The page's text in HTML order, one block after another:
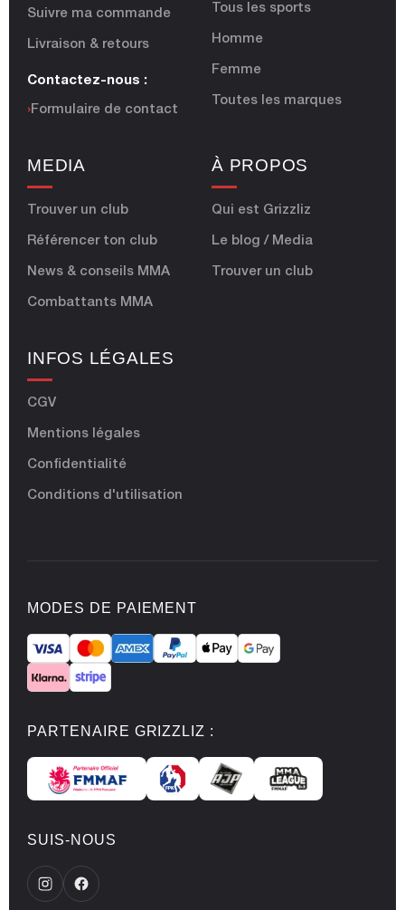
Suivre ma commande
Livraison & retours
Contactez-nous :
›Formulaire de contact
Tous les sports
Homme
Femme
Toutes les marques
MEDIA
Trouver un club
Référencer ton club
News & conseils MMA
Combattants MMA
À PROPOS
Qui est Grizzliz
Le blog / Media
Trouver un club
INFOS LÉGALES
CGV
Mentions légales
Confidentialité
Conditions d'utilisation
MODES DE PAIEMENT
PARTENAIRE GRIZZLIZ :
SUIS-NOUS